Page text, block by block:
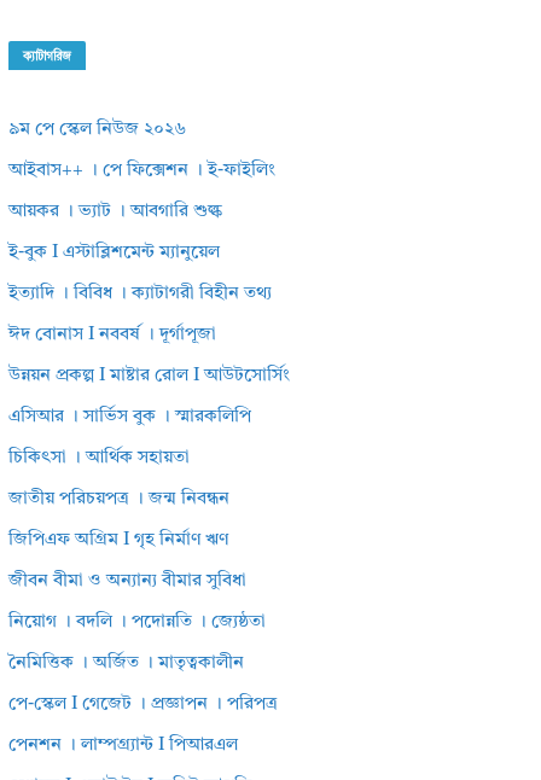
ক্যাটাগরিজ
৯ম পে স্কেল নিউজ ২০২৬
আইবাস++ । পে ফিক্সেশন । ই-ফাইলিং
আয়কর । ভ্যাট । আবগারি শুল্ক
ই-বুক I এস্টাব্লিশমেন্ট ম্যানুয়েল
ইত্যাদি । বিবিধ । ক্যাটাগরী বিহীন তথ্য
ঈদ বোনাস I নববর্ষ । দূর্গাপূজা
উন্নয়ন প্রকল্প I মাষ্টার রোল I আউটসোর্সিং
এসিআর । সার্ভিস বুক । স্মারকলিপি
চিকিৎসা । আর্থিক সহায়তা
জাতীয় পরিচয়পত্র । জন্ম নিবন্ধন
জিপিএফ অগ্রিম I গৃহ নির্মাণ ঋণ
জীবন বীমা ও অন্যান্য বীমার সুবিধা
নিয়োগ । বদলি । পদোন্নতি । জ্যেষ্ঠতা
নৈমিত্তিক । অর্জিত । মাতৃত্বকালীন
পে-স্কেল I গেজেট । প্রজ্ঞাপন । পরিপত্র
পেনশন । লাম্পগ্র্যান্ট I পিআরএল